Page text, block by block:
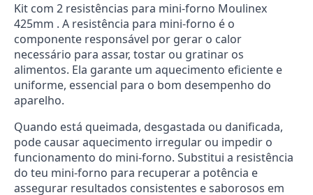
Kit com 2 resistências para mini-forno Moulinex
425mm . A resistência para mini-forno é o
componente responsável por gerar o calor
necessário para assar, tostar ou gratinar os
alimentos. Ela garante um aquecimento eficiente e
uniforme, essencial para o bom desempenho do
aparelho.
Quando está queimada, desgastada ou danificada,
pode causar aquecimento irregular ou impedir o
funcionamento do mini-forno. Substitui a resistência
do teu mini-forno para recuperar a potência e
assegurar resultados consistentes e saborosos em